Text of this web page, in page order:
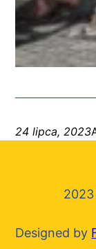
24 lipca, 2023
Designed by